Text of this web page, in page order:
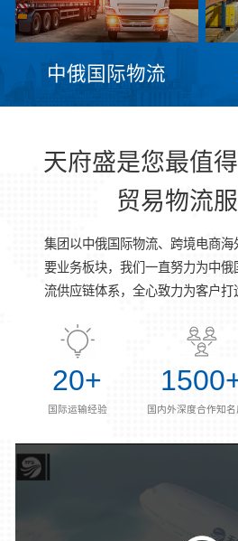
中俄国际物流
天府盛是您最值
贸易物流
集团以中俄国际物流、跨境电商
要业务板块，我们一直努力为中
流供应链体系，全心致力为客户
20+
国际运输经验
1500
国内外深度合作知名